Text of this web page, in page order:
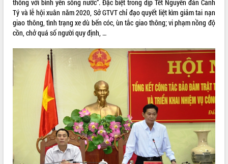
tại Nghĩa trang Liệt sĩ xã Sơn Hòa
Bàn giải pháp tháo gỡ khó khăn trong
xuất khẩu sầu riêng và triển khai quy
định EUDR
Thứ trưởng Bộ Nông nghiệp và Môi
trường Nguyễn Hoàng Hiệp khảo sát
vùng trồng và doanh nghiệp đóng gói
sầu riêng tại Đắk Lắk
Trình diễn nghệ thuật chế biến các
món ăn từ sầu riêng
Đắk Lắk công bố Quy hoạch và xúc
tiến đầu tư tỉnh
Ngành cá ngừ Đắk Lắk chủ động thích
ứng để giữ vững thị trường xuất khẩu
Diễn đàn Kinh tế tư nhân Việt Nam đột
thông với bình yên sông nước”. Đặc biệt trong dịp Tết Nguyên đán Canh
Tý và lễ hội xuân năm 2020, Sở GTVT chỉ đạo quyết liệt kìm giảm tai nạn
giao thông, tình trạng xe dù bến cóc, ùn tắc giao thông; vi phạm nồng độ
cồn, chở quá số người quy định, …